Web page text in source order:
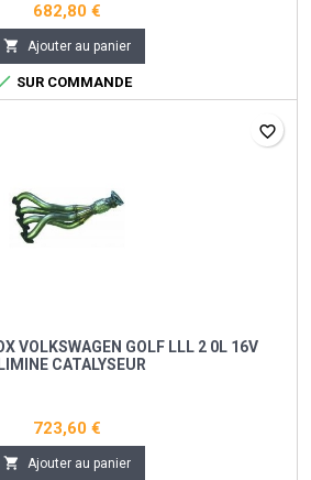
682,80 €
 Ajouter au panier
SUR COMMANDE
VOLKSWAGEN GOLF LLL 2 0L 16V
CATALYSEUR
723,60 €
 Ajouter au panier
favorite_border